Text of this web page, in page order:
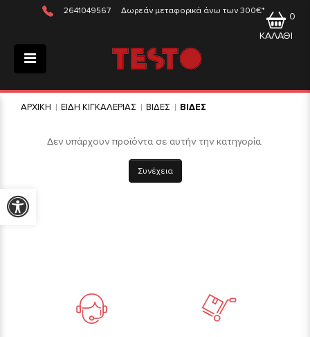
2641049567 Δωρεάν μεταφορικά άνω των 300€*
ΚΑΛΑΘΙ
0
ΑΡΧΙΚΗ ΕΙΔΗ ΚΙΓΚΑΛΕΡΙΑΣ ΒΙΔΕΣ ΒΙΔΕΣ
Δεν υπάρχουν προϊόντα σε αυτήν την κατηγορία.
Συνέχεια
Προσβασιμότητα